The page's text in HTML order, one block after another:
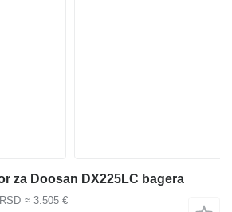
za Doosan DX225LC bagera
≈ 3.505 €